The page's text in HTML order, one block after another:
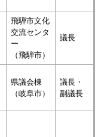
飛騨市文化
交流センタ
ー
（飛騨市）
議長
県議会棟
（岐阜市）
議長・
副議長